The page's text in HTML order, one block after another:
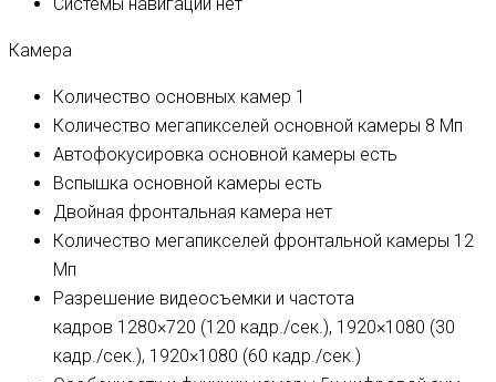
Камера
Количество основных камер 1
Количество мегапикселей основной камеры 8 Мп
Автофокусировка основной камеры есть
Вспышка основной камеры есть
Двойная фронтальная камера нет
Количество мегапикселей фронтальной камеры 12
Мп
Разрешение видеосъемки и частота
кадров 1280×720 (120 кадр./сек.), 1920×1080 (30
кадр./сек.), 1920×1080 (60 кадр./сек.)